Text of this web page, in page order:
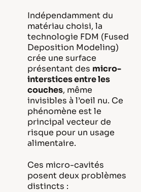
Indépendamment du
matériau choisi, la
technologie FDM (Fused
Deposition Modeling)
crée une surface
présentant des micro-
interstices entre les
couches, même
invisibles à l’oeil nu. Ce
phénomène est le
principal vecteur de
risque pour un usage
alimentaire.
Ces micro-cavités
posent deux problèmes
distincts :